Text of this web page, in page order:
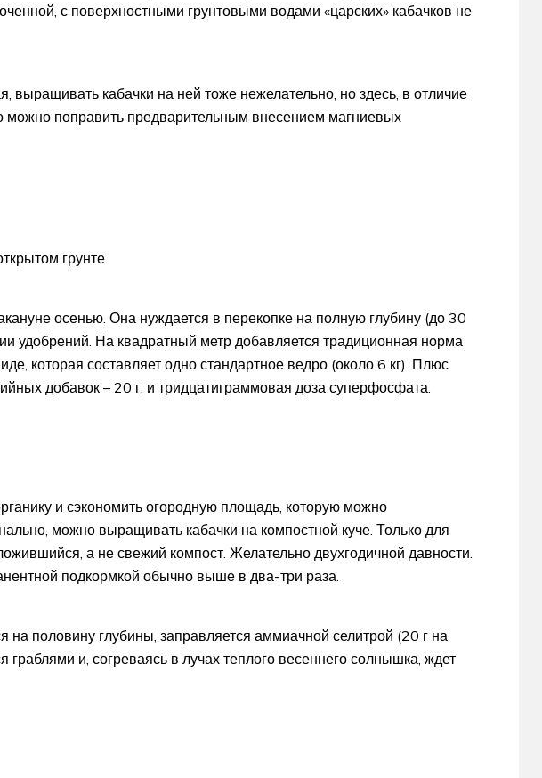
с поверхностными грунтовыми водами «царских» кабачков не
выращивать кабачки на ней тоже нежелательно, но здесь, в отличие
можно поправить предварительным внесением магниевых
грунте
осенью. Она нуждается в перекопке на полную глубину (до 30
удобрений. На квадратный метр добавляется традиционная норма
которая составляет одно стандартное ведро (около 6 кг). Плюс
добавок – 20 г, и тридцатиграммовая доза суперфосфата.
и сэкономить огородную площадь, которую можно
можно выращивать кабачки на компостной куче. Только для
а не свежий компост. Желательно двухгодичной давности.
подкормкой обычно выше в два-три раза.
на половину глубины, заправляется аммиачной селитрой (20 г на
граблями и, согреваясь в лучах теплого весеннего солнышка, ждет